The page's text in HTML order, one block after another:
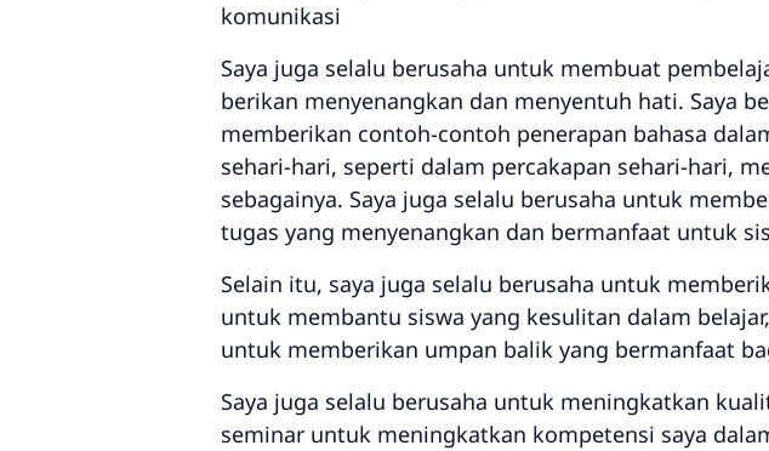
komunikasi
Saya juga selalu berusaha untuk membuat
berikan menyenangkan dan menyentuh hati. Saya
memberikan contoh-contoh penerapan bahasa
sehari-hari, seperti dalam percakapan sehari-hari,
sebagainya. Saya juga selalu berusaha untuk
tugas yang menyenangkan dan bermanfaat untuk
Selain itu, saya juga selalu berusaha untuk
untuk membantu siswa yang kesulitan dalam
untuk memberikan umpan balik yang bermanfaat
Saya juga selalu berusaha untuk meningkatkan
seminar untuk meningkatkan kompetensi saya